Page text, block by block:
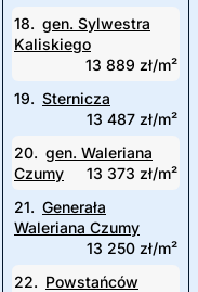
18. gen. Sylwestra
Kaliskiego
13 889 zł/m²
19. Sternicza
13 487 zł/m²
20. gen. Waleriana
Czumy
13 373 zł/m²
21. Generała
Waleriana Czumy
13 250 zł/m²
22. Powstańców